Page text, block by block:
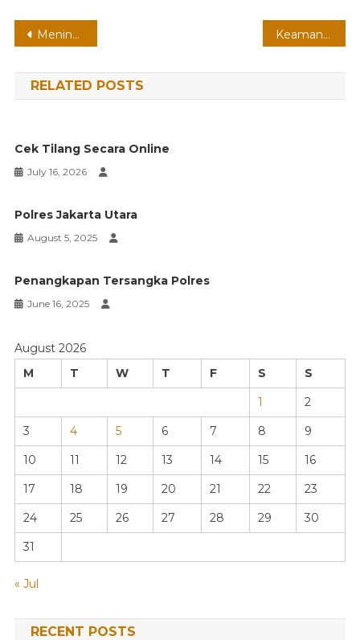
Post
navigation
Meningkatkan Pelayanan Publik Keamanan dan Ketertiban
RELATED POSTS
Cek Tilang Secara Online
July 16, 2026
Polres Jakarta Utara
August 5, 2025
Penangkapan Tersangka Polres
June 16, 2025
August 2026
M
T W T F S
S
1
2
3
4 5 6 7 8
9
10
11 12 13 14 15
16
17
18 19 20 21 22
23
24
25 26 27 28 29
30
31
« Jul
RECENT POSTS